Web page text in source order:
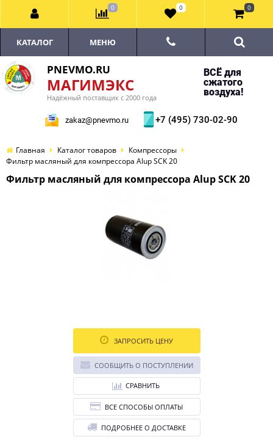
PNEVMO.RU
МАГИМЭКС
Надёжный поставщик с 2000 года
ВСЁ для
сжатого
воздуха!
zakaz@pnevmo.ru +7 (495) 730-02-90
КАТАЛОГ МЕНЮ
Главная Каталог товаров
Компрессоры
Фильтр масляный для компрессора Alup SCK 20
Фильтр масляный для компрессора Alup SCK 20
ЗАПРОСИТЬ ЦЕНУ
СООБЩИТЬ О ПОСТУПЛЕНИИ
СРАВНИТЬ
ВСЕ СПОСОБЫ ОПЛАТЫ
ПОДРОБНЕЕ О ДОСТАВКЕ
0 0 0